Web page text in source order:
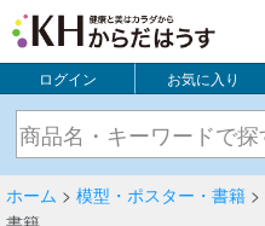
ログイン お気に入り
ホーム > 模型・ポスター・書籍 >